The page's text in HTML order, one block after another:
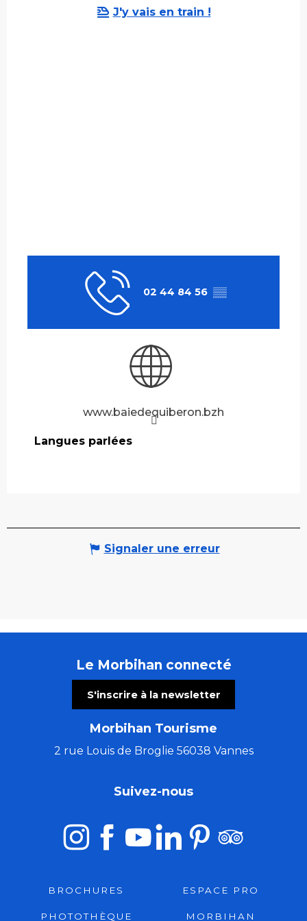
J'y vais en train !
02 44 84 56 ▒▒
www.baiedequiberon.bzh
Langues parlées
Langues parlées
Signaler une erreur
Le Morbihan connecté
S'inscrire à la newsletter
Morbihan Tourisme
2 rue Louis de Broglie 56038 Vannes
Suivez-nous
BROCHURES ESPACE PRO
PHOTOTHÈQUE
MORBIHAN